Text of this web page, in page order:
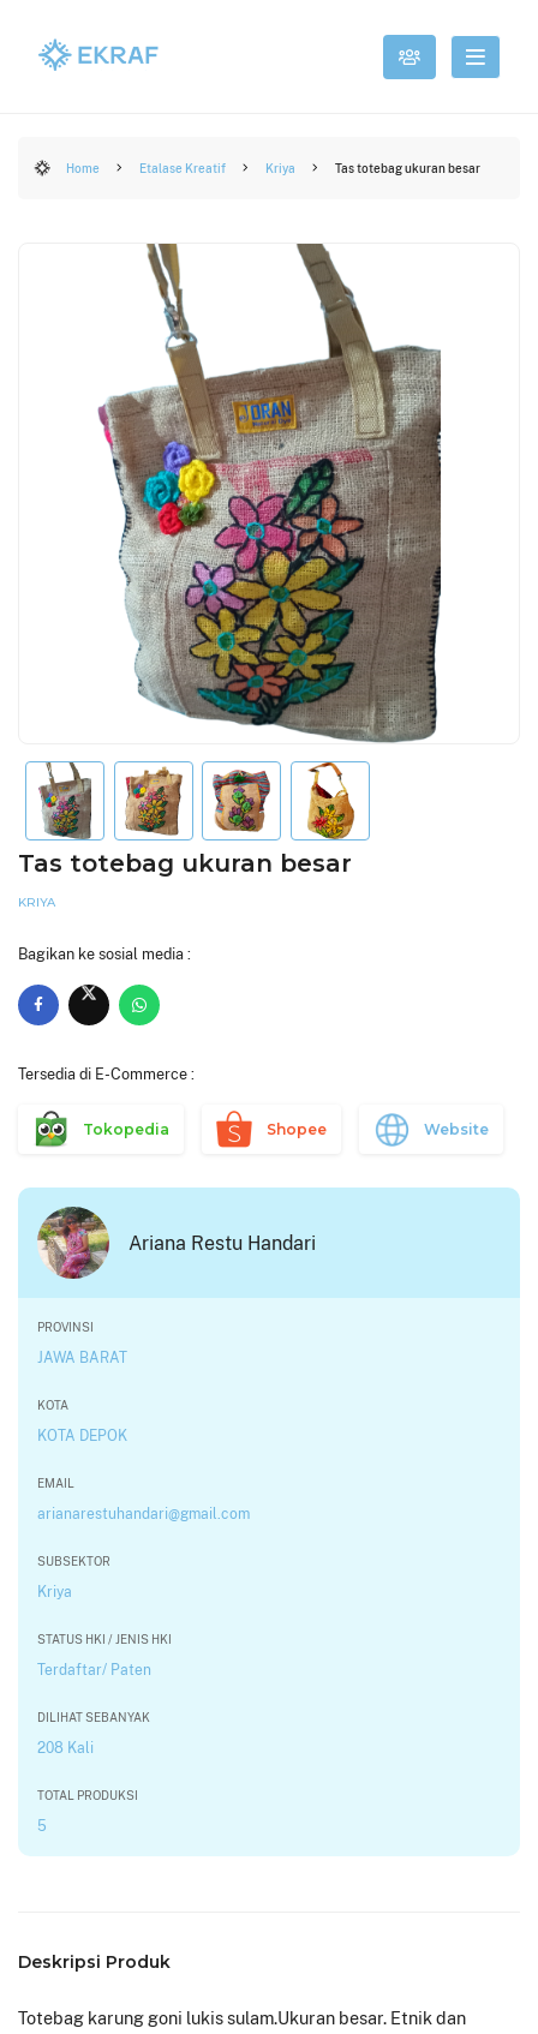
Home Etalase Kreatif Kriya Tas totebag ukuran besar
Tas totebag ukuran besar
KRIYA
Bagikan ke sosial media :
Tersedia di E-Commerce :
Tokopedia Shopee Website
Ariana Restu Handari
PROVINSI
JAWA BARAT
KOTA
KOTA DEPOK
EMAIL
arianarestuhandari@gmail.com
SUBSEKTOR
Kriya
STATUS HKI / JENIS HKI
Terdaftar/ Paten
DILIHAT SEBANYAK
208 Kali
TOTAL PRODUKSI
5
Deskripsi Produk
Totebag karung goni lukis sulam.Ukuran besar. Etnik dan